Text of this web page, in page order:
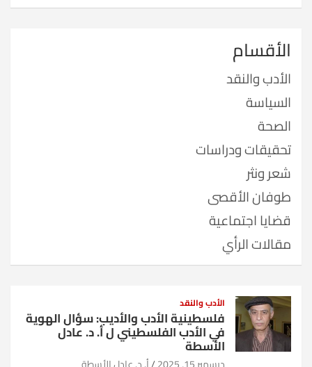
الأقسام
الأدب والنقد
السياسة
الصحة
تحقيقات ودراسات
شعر ونثر
طوفان الأقصى
قضايا اجتماعية
مقالات الرأي
الأدب والنقد
فلسطينية الأدب والأديب: سؤال الهوية
في الأدب الفلسطيني ل أ. د. عادل
الأسطة